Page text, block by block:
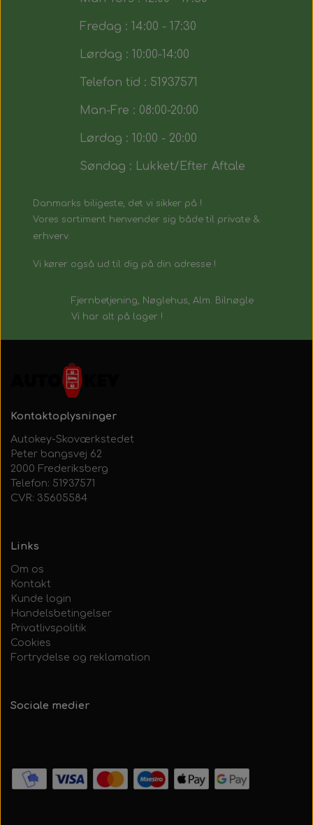
Fredag : 14:00 - 17:30
Lørdag : 10:00-14:00
Telefon tid : 51937571
Man-Fre : 08:00-20:00
Lørdag : 10:00 - 20:00
Søndag : Lukket/Efter Aftale
Danmarks biligeste, det vi sikker på !
Vores sortiment henvender sig både til private &
erhverv.
Vi kører også ud til dig på din adresse !
Fjernbetjening, Nøglehus, Alm. Bilnøgle
Vi har alt på lager !
Kontaktoplysninger
Autokey-Skoværkstedet
Peter bangsvej 62
2000 Frederiksberg
Telefon: 51937571
CVR: 35605584
Links
Om os
Kontakt
Kunde login
Handelsbetingelser
Privatlivspolitik
Cookies
Fortrydelse og reklamation
Sociale medier